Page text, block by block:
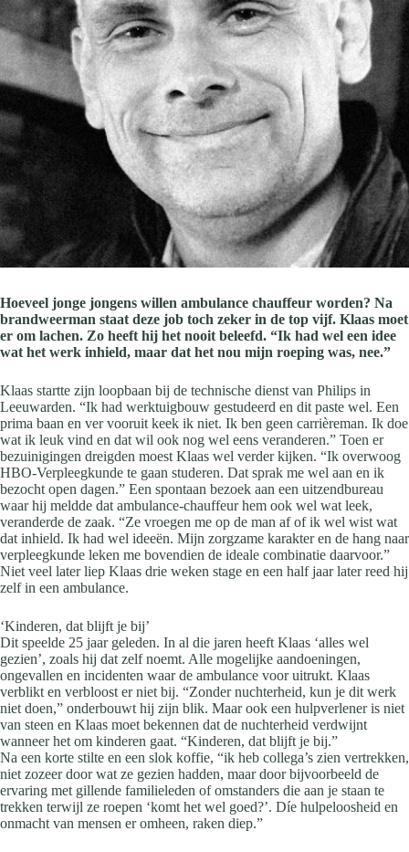
Hoeveel jonge jongens willen ambulance chauffeur worden? Na
brandweerman staat deze job toch zeker in de top vijf. Klaas moet
er om lachen. Zo heeft hij het nooit beleefd. “Ik had wel een idee
wat het werk inhield, maar dat het nou mijn roeping was, nee.”
Klaas startte zijn loopbaan bij de technische dienst van Philips in
Leeuwarden. “Ik had werktuigbouw gestudeerd en dit paste wel. Een
prima baan en ver vooruit keek ik niet. Ik ben geen carrièreman. Ik doe
wat ik leuk vind en dat wil ook nog wel eens veranderen.” Toen er
bezuinigingen dreigden moest Klaas wel verder kijken. “Ik overwoog
HBO-Verpleegkunde te gaan studeren. Dat sprak me wel aan en ik
bezocht open dagen.” Een spontaan bezoek aan een uitzendbureau
waar hij meldde dat ambulance-chauffeur hem ook wel wat leek,
veranderde de zaak. “Ze vroegen me op de man af of ik wel wist wat
dat inhield. Ik had wel ideeën. Mijn zorgzame karakter en de hang naar
verpleegkunde leken me bovendien de ideale combinatie daarvoor.”
Niet veel later liep Klaas drie weken stage en een half jaar later reed hij
zelf in een ambulance.
‘Kinderen, dat blijft je bij’
Dit speelde 25 jaar geleden. In al die jaren heeft Klaas ‘alles wel
gezien’, zoals hij dat zelf noemt. Alle mogelijke aandoeningen,
ongevallen en incidenten waar de ambulance voor uitrukt. Klaas
verblikt en verbloost er niet bij. “Zonder nuchterheid, kun je dit werk
niet doen,” onderbouwt hij zijn blik. Maar ook een hulpverlener is niet
van steen en Klaas moet bekennen dat de nuchterheid verdwijnt
wanneer het om kinderen gaat. “Kinderen, dat blijft je bij.”
Na een korte stilte en een slok koffie, “ik heb collega’s zien vertrekken,
niet zozeer door wat ze gezien hadden, maar door bijvoorbeeld de
ervaring met gillende familieleden of omstanders die aan je staan te
trekken terwijl ze roepen ‘komt het wel goed?’. Díe hulpeloosheid en
onmacht van mensen er omheen, raken diep.”